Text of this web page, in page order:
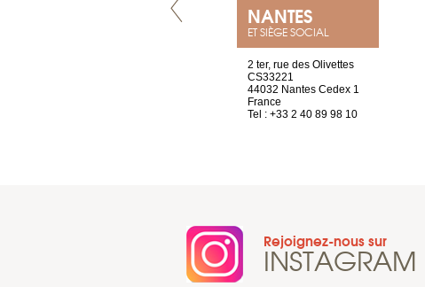
NANTES
ET SIÈGE SOCIAL
2 ter, rue des Olivettes
CS33221
44032 Nantes Cedex 1
France
Tel : +33 2 40 89 98 10
Rejoignez-nous sur
INSTAGRAM